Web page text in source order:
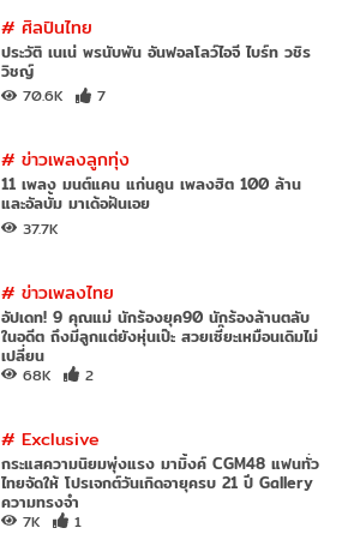
#ศิลปินไทย
ประวัติ เนเน่ พรนับพัน อันฟอลโลว์ไอจี ไบร์ท วชิร
วิชญ์
70.6K 7
#ข่าวเพลงลูกทุ่ง
11 เพลง มนต์แคน แก่นคูน เพลงฮิต 100 ล้าน
และอัลบั้ม มาเด้อฝันเอย
37.7K
#ข่าวเพลงไทย
อัปเดท! 9 คุณแม่ นักร้องยุค90 นักร้องล้านตลับ
ในอดีต ถึงมีลูกแต่ยังหุ่นเป๊ะ สวยเซี๊ยะเหมือนเดิมไม่
เปลี่ยน
68K 2
#Exclusive
กระแสความนิยมพุ่งแรง มามิ้งค์ CGM48 แฟนทั่ว
ไทยจัดให้ โปรเจกต์วันเกิดอายุครบ 21 ปี Gallery
ความทรงจำ
7K 1